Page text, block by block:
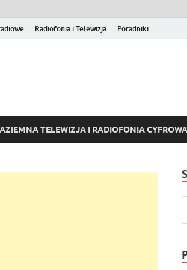
Radiofonia i Telewizja Poradniki
online, VOD
TELEWIZJA I RADIOFONIA CYFROWA